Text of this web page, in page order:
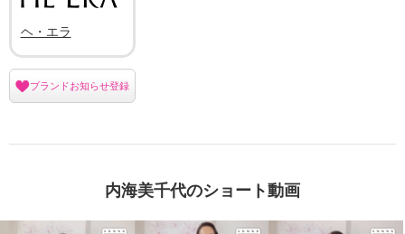
ヘ・エラ
ブランドお知らせ登録
内海美千代のショート動画